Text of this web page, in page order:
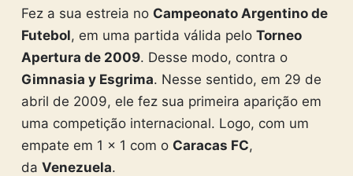
Fez a sua estreia no Campeonato Argentino de
Futebol, em uma partida válida pelo Torneo
Apertura de 2009. Desse modo, contra o
Gimnasia y Esgrima. Nesse sentido, em 29 de
abril de 2009, ele fez sua primeira aparição em
uma competição internacional. Logo, com um
empate em 1 x 1 com o Caracas FC,
da Venezuela.